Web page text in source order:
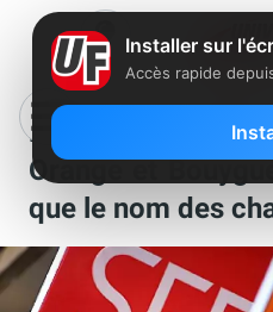
Reprise de SFR
Orange et
que le nom des
Installer sur
Accès rapide